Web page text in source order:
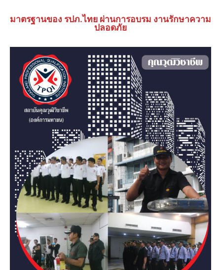
มาตรฐานของ รปภ.ไทย ผ่านการอบรม งานรักษาความ
ปลอดภัย